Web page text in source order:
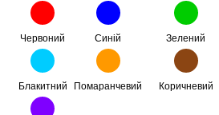
Червоний Синій Зелений
Блакитний Помаранчевий Коричневий